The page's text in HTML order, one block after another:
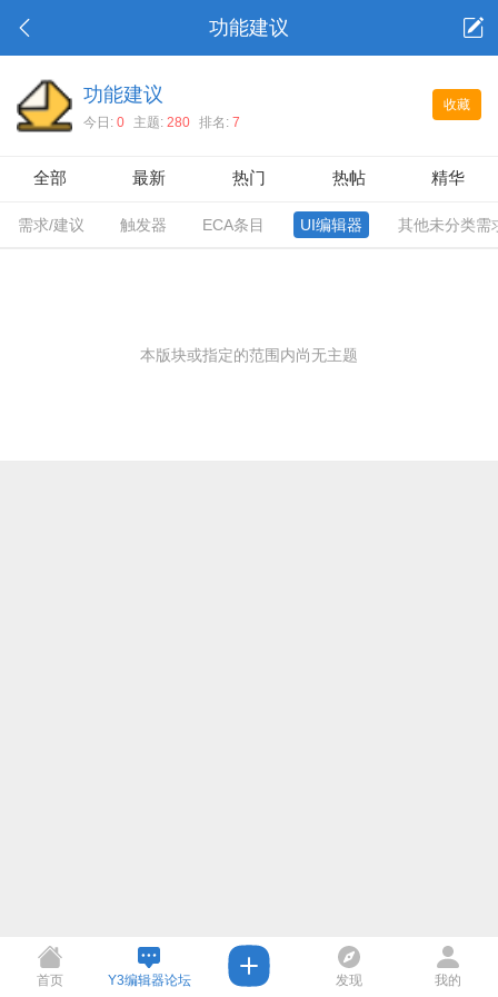
功能建议
收藏
功能建议
今日: 0 主题: 280 排名: 7
全部 最新 热门 热帖 精华
需求/建议 触发器 ECA条目 UI编辑器 其他未分类需
本版块或指定的范围内尚无主题
首页 Y3编辑器论坛 发现 我的